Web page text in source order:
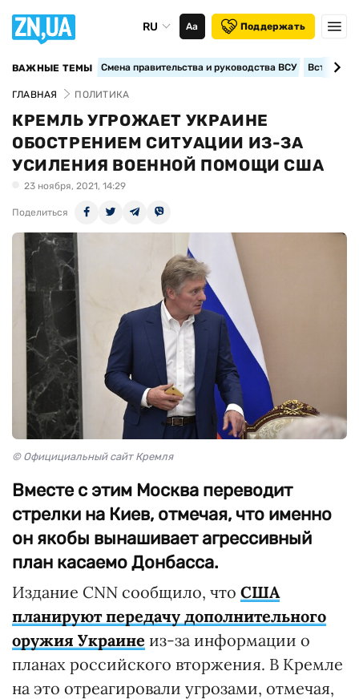
RU Аа Поддержать
ВАЖНЫЕ ТЕМЫ Смена правительства и руководства ВСУ
ГЛАВНАЯ ПОЛИТИКА
КРЕМЛЬ УГРОЖАЕТ УКРАИНЕ
ОБОСТРЕНИЕМ СИТУАЦИИ ИЗ-ЗА
УСИЛЕНИЯ ВОЕННОЙ ПОМОЩИ США
23 ноября, 2021, 14:29
Поделиться
© Официциальный сайт Кремля
Вместе с этим Москва переводит
стрелки на Киев, отмечая, что именно
он якобы вынашивает агрессивный
план касаемо Донбасса.
Издание CNN сообщило, что США
планируют передачу дополнительного
оружия Украине из-за информации о
планах российского вторжения. В Кремле
на это отреагировали угрозами, отмечая,